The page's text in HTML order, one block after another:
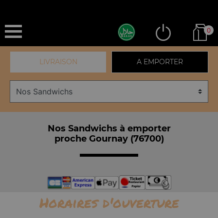
0
LIVRAISON A EMPORTER
Nos Sandwichs à emporter
proche Gournay (76700)
Horaires d'ouverture